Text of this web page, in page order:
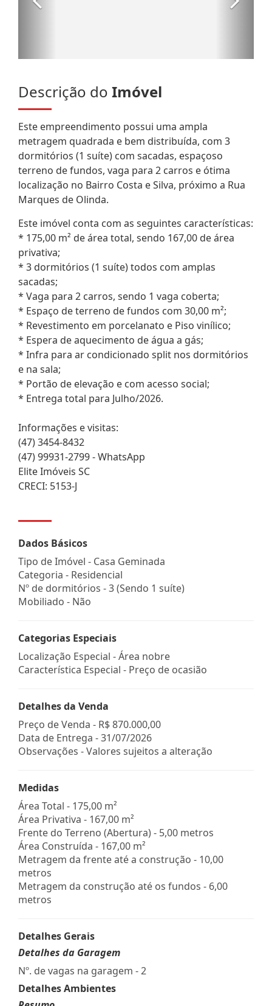
Descrição do Imóvel
Este empreendimento possui uma ampla
metragem quadrada e bem distribuída, com 3
dormitórios (1 suíte) com sacadas, espaçoso
terreno de fundos, vaga para 2 carros e ótima
localização no Bairro Costa e Silva, próximo a Rua
Marques de Olinda.
Este imóvel conta com as seguintes características:
* 175,00 m² de área total, sendo 167,00 de área
privativa;
* 3 dormitórios (1 suíte) todos com amplas
sacadas;
* Vaga para 2 carros, sendo 1 vaga coberta;
* Espaço de terreno de fundos com 30,00 m²;
* Revestimento em porcelanato e Piso vinílico;
* Espera de aquecimento de água a gás;
* Infra para ar condicionado split nos dormitórios
e na sala;
* Portão de elevação e com acesso social;
* Entrega total para Julho/2026.
Informações e visitas:
(47) 3454-8432
(47) 99931-2799 - WhatsApp
Elite Imóveis SC
CRECI: 5153-J
Dados Básicos
Tipo de Imóvel - Casa Geminada
Categoria - Residencial
Nº de dormitórios - 3 (Sendo 1 suíte)
Mobiliado - Não
Categorias Especiais
Localização Especial - Área nobre
Característica Especial - Preço de ocasião
Detalhes da Venda
Preço de Venda - R$ 870.000,00
Data de Entrega - 31/07/2026
Observações - Valores sujeitos a alteração
Medidas
Área Total - 175,00 m²
Área Privativa - 167,00 m²
Frente do Terreno (Abertura) - 5,00 metros
Área Construída - 167,00 m²
Metragem da frente até a construção - 10,00
metros
Metragem da construção até os fundos - 6,00
metros
Detalhes Gerais
Detalhes da Garagem
Nº. de vagas na garagem - 2
Detalhes Ambientes